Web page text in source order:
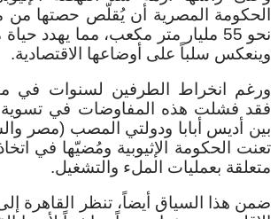
الحكومة المصرية أن يُقلّص حصتها من
نحو 55 مليار متر مكعب، مما يهدد
وينعكس سلباً على أوضاعها الاقتصادية.
ورغم انخراط الطرفين لسنوات في
فقد فشلت هذه المفاوضات في تسوية
بين أديس أبابا ودولتي المصب (مصر
تعنت الحكومة الإثيوبية ومُضيّها في
متعلقة بعمليات الملء والتشغيل.
ضمن هذا السياق أيضاً، تنظر القاهرة